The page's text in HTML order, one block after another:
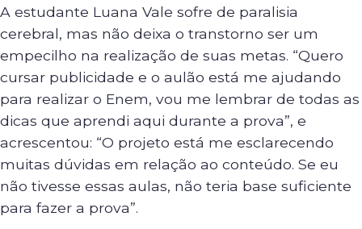
A estudante Luana Vale sofre de paralisia
cerebral, mas não deixa o transtorno ser um
empecilho na realização de suas metas. “Quero
cursar publicidade e o aulão está me ajudando
para realizar o Enem, vou me lembrar de todas as
dicas que aprendi aqui durante a prova”, e
acrescentou: “O projeto está me esclarecendo
muitas dúvidas em relação ao conteúdo. Se eu
não tivesse essas aulas, não teria base suficiente
para fazer a prova”.